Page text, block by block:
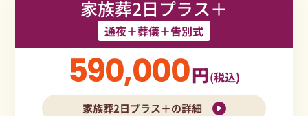
家族葬2日プラス＋
通夜＋葬儀＋告別式
590,000円(税込)
家族葬2日プラス＋の詳細